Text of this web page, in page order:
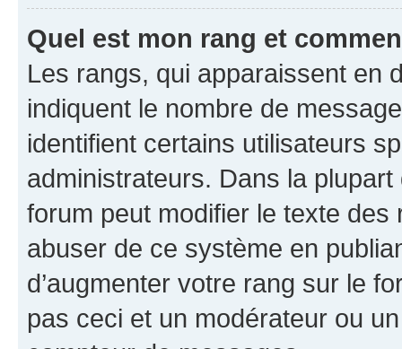
Quel est mon rang et
Les rangs, qui apparaissent en
indiquent le nombre de
identifient certains utilisateurs
administrateurs. Dans la
forum peut modifier le texte
abuser de ce système en
d’augmenter votre rang sur le
pas ceci et un modérateur ou